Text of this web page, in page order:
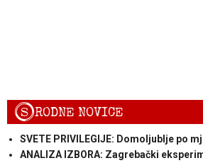
SRODNE NOVICE
SVETE PRIVILEGIJE: Domoljublje po
ANALIZA IZBORA: Zagrebački